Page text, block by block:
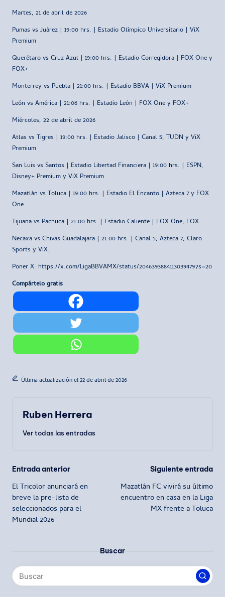
Martes, 21 de abril de 2026
Pumas vs Juárez | 19:00 hrs. | Estadio Olímpico Universitario | ViX
Premium
Querétaro vs Cruz Azul | 19:00 hrs. | Estadio Corregidora | FOX One y
FOX+
Monterrey vs Puebla | 21:00 hrs. | Estadio BBVA | ViX Premium
León vs América | 21:06 hrs. | Estadio León | FOX One y FOX+
Miércoles, 22 de abril de 2026
Atlas vs Tigres | 19:00 hrs. | Estadio Jalisco | Canal 5, TUDN y ViX
Premium
San Luis vs Santos | Estadio Libertad Financiera | 19:00 hrs. | ESPN,
Disney+ Premium y ViX Premium
Mazatlán vs Toluca | 19:00 hrs. | Estadio El Encanto | Azteca 7 y FOX
One
Tijuana vs Pachuca | 21:00 hrs. | Estadio Caliente | FOX One, FOX
Necaxa vs Chivas Guadalajara | 21:00 hrs. | Canal 5, Azteca 7, Claro
Sports y ViX.
Poner X: https://x.com/LigaBBVAMX/status/2046393884113039479?s=20
Compártelo gratis
Última actualización el 22 de abril de 2026
Ruben Herrera
Ver todas las entradas
Navegación
de
entradas
Entrada anterior
El Tricolor anunciará en
breve la pre-lista de
seleccionados para el
Mundial 2026
Siguiente entrada
Mazatlán FC vivirá su último
encuentro en casa en la Liga
MX frente a Toluca
Buscar